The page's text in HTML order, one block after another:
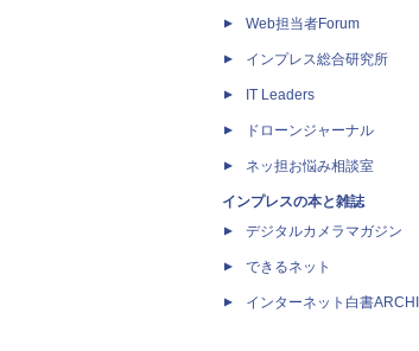
Web担当者Forum
インプレス総合研究所
IT Leaders
ドローンジャーナル
ネッ担お悩み相談室
インプレスの本と雑誌
デジタルカメラマガジン
できるネット
インターネット白書